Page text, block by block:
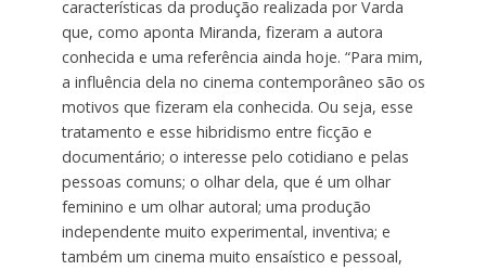
características da produção realizada por Varda
que, como aponta Miranda, fizeram a autora
conhecida e uma referência ainda hoje. “Para mim,
a influência dela no cinema contemporâneo são os
motivos que fizeram ela conhecida. Ou seja, esse
tratamento e esse hibridismo entre ficção e
documentário; o interesse pelo cotidiano e pelas
pessoas comuns; o olhar dela, que é um olhar
feminino e um olhar autoral; uma produção
independente muito experimental, inventiva; e
também um cinema muito ensaístico e pessoal,